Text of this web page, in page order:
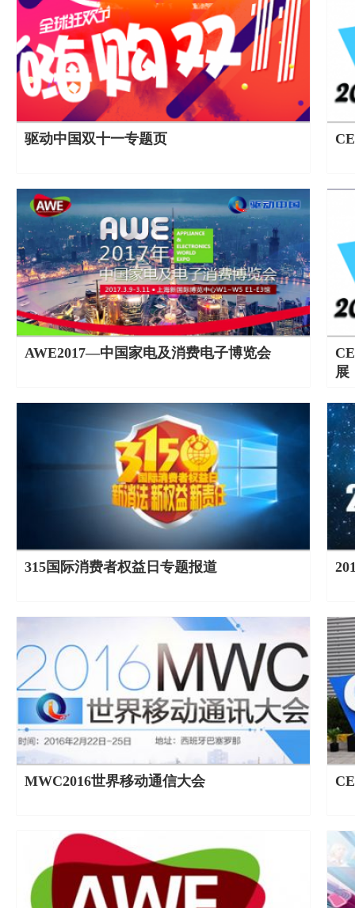
驱动中国双十一专题页
AWE2017—中国家电及消费电子博览会
展
315国际消费者权益日专题报道
MWC2016世界移动通信大会